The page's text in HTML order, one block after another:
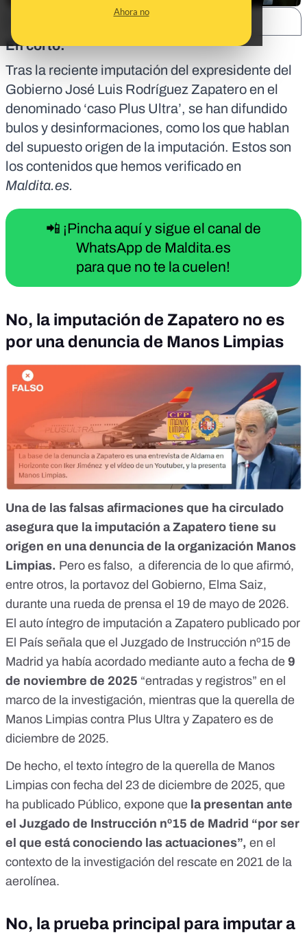
Ahora no
En corto:
Tras la reciente imputación del expresidente del
Gobierno José Luis Rodríguez Zapatero en el
denominado ‘caso Plus Ultra’, se han difundido
bulos y desinformaciones, como los que hablan
del supuesto origen de la imputación. Estos son
los contenidos que hemos verificado en
Maldita.es.
📲 ¡Pincha aquí y sigue el canal de
WhatsApp de Maldita.es
para que no te la cuelen!
No, la imputación de Zapatero no es
por una denuncia de Manos Limpias
Una de las falsas afirmaciones que ha circulado
asegura que la imputación a Zapatero tiene su
origen en unadenuncia de la organización Manos
Limpias. Pero es falso, a diferencia de lo que afirmó,
entre otros, la portavoz del Gobierno, Elma Saiz,
durante una rueda de prensa el 19 de mayo de 2026.
El auto íntegro de imputación a Zapatero publicado por
El País señala que el Juzgado de Instrucción nº15 de
Madrid ya había acordado mediante auto a fecha de 9
de noviembre de 2025 “entradas y registros” en el
marco de la investigación, mientras que la querella de
Manos Limpias contra Plus Ultra y Zapatero es de
diciembre de 2025.
De hecho, el texto íntegro de la querella de Manos
Limpias con fecha del 23 de diciembre de 2025, que
ha publicado Público, expone que la presentan ante
el Juzgado de Instrucción nº15 de Madrid “por ser
el que está conociendo las actuaciones”, en el
contexto de la investigación del rescate en 2021 de la
aerolínea.
No, la prueba principal para imputar a